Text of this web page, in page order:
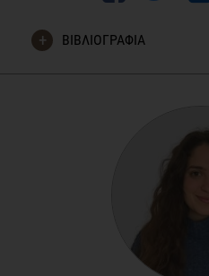
ΒΙΒΛΙΟΓΡΑΦΙΑ
a randomized controlled
assessment. Eur J Med Res.
10.1186/s40001-023-01351-9.